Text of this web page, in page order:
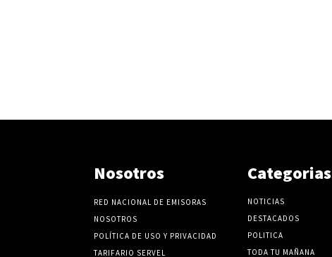
Nosotros
RED NACIONAL DE EMISORAS
NOSOTROS
POLÍTICA DE USO Y PRIVACIDAD
TARIFARIO SERVEL
Categorias
NOTICIAS
DESTACADOS
POLITICA
TODA TU MAÑANA